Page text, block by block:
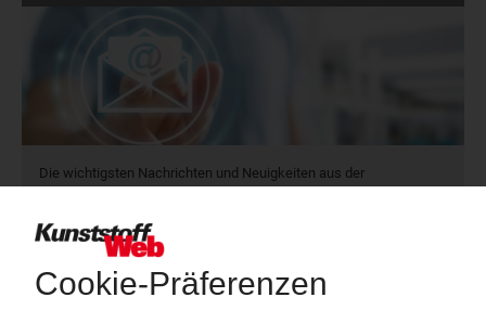
Die wichtigsten Nachrichten und Neuigkeiten aus der
Ich habe die Datenschutzbestimmungenzur Kenntnis genommen